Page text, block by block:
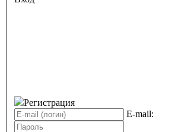
Регистрация
E-mail: